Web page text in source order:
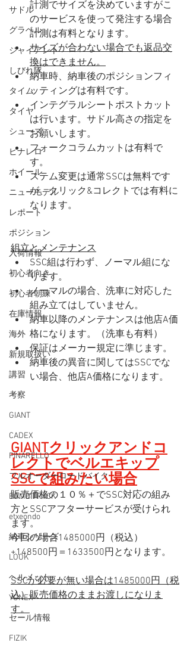
サドル
グラベル
ジャイアント
しびれ隊
タイム
タイヤ
シューズ
ピナレロ
ホイール
ニューモデル
レポート
ポジション
入荷情報
初心者向き
初心者朝練
在庫情報
海外
新規取扱い
講習
考察
GIANT
CADEX
PINARELLO
フルオーダーロードバイク
BOMB TRACK
etxeondo
納車シリーズ
LOOK
ヘルメット
YONEX
セール情報
FIZIK
計測でサイズを決めていますがこ
のサービスを使って発注する場合
計測は有料となります。
サイズが合わない場合でも返品交
換はできません。
納車時、納車後のポジションフィ
ッティングは有料です。
インテグラルシートポストカット
は行います。サドル高さの指定を
お願いします。
フォークコラムカットは有料で
す。
ステム変更は通常SSCは無料です
が、クリック&コレクトでは有料に
なります。
組立とメンテナンス
SSC組は行わず、ノーマル組にな
ります。
ノーマルの場合、洗車に対応した
組み立てはしていません。
納車以降のメンテナンスは他店A価
格になります。（洗車も有料）
保証はメーカー規定に準じます。
納車後の異音に関してはSSCでな
い場合、他店A価格になります。
GIANTクリックアンドコ
レクトでベルエキップ
SSCで組みたい場合
販売価格の１０％＋でSSC対応の組み
方とSSCアフターサービスが受けられ
ます。
今回の場合1485000円（税込）
+148500円＝1633500円となります。
SSCが必要が無い場合は1485000円（税
込）販売価格のままお渡しになりま
す。